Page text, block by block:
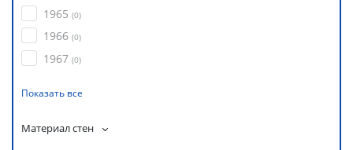
1965 (0)
1966 (0)
1967 (0)
Показать все
Материал стен